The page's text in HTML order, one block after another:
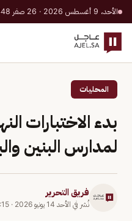
الأحد، 9 أغسطس 2026 · 26 صفر 1448 هـ
المحليات
بدء الاختبارات
لمدارس البنين
فريق التحرير
نُشر في الأحد 14 يونيو 2026 ·